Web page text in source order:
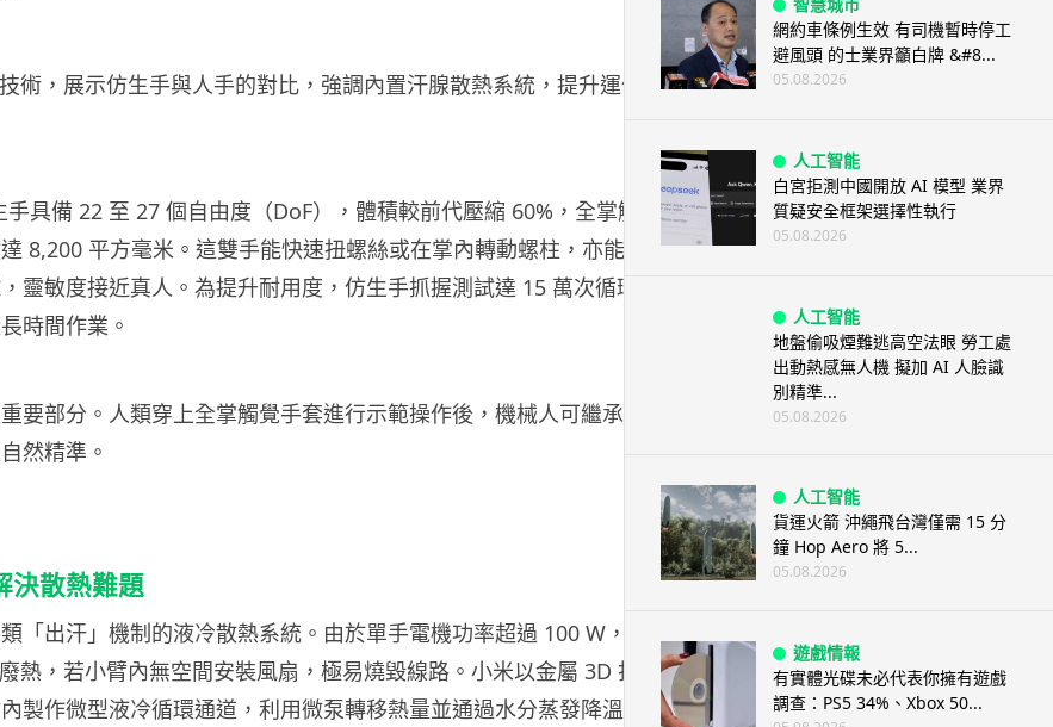
具備 22 至 27 個自由度（DoF），體積較前代壓縮 60%，全掌觸
8,200 平方毫米。這雙手能快速扭螺絲或在掌內轉動螺柱，亦能捏
靈敏度接近真人。為提升耐用度，仿生手抓握測試達 15 萬次循環
時間作業。
要部分。人類穿上全掌觸覺手套進行示範操作後，機械人可繼承相
然精準。
決散熱難題
「出汗」機制的液冷散熱系統。由於單手電機功率超過 100 W，其
熱，若小臂內無空間安裝風扇，極易燒毀線路。小米以金屬 3D 打
製作微型液冷循環通道，利用微泵轉移熱量並通過水分蒸發降溫。
智慧城市
網約車條例生效 有司機暫時停工
避風頭 的士業界籲白牌 &#8...
05.08.2026
人工智能
白宮拒測中國開放 AI 模型 業界
質疑安全框架選擇性執行
05.08.2026
人工智能
地盤偷吸煙難逃高空法眼 勞工處
出動熱感無人機 擬加 AI 人臉識
別精準...
05.08.2026
人工智能
貨運火箭 沖繩飛台灣僅需 15 分
鐘 Hop Aero 將 5...
05.08.2026
遊戲情報
有實體光碟未必代表你擁有遊戲
調查：PS5 34%、Xbox 50...